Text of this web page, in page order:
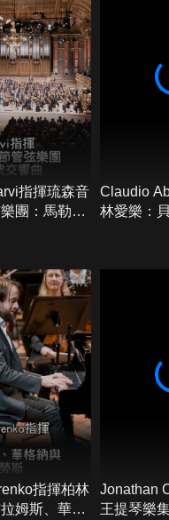
振奮的指揮能力
擁有自己的樂團
名氣較小的作曲
指揮琉森音
團：馬勒第
Claudio
林愛樂：
指揮柏林
姆斯、華格
Jonathan
王提琴樂